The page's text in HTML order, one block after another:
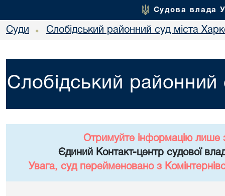
Судова влада
Суди • Слобідський районний суд міста
Слобідський районний
Отримуйте інформацію лише
Єдиний Контакт-центр судової
Увага, суд перейменовано з